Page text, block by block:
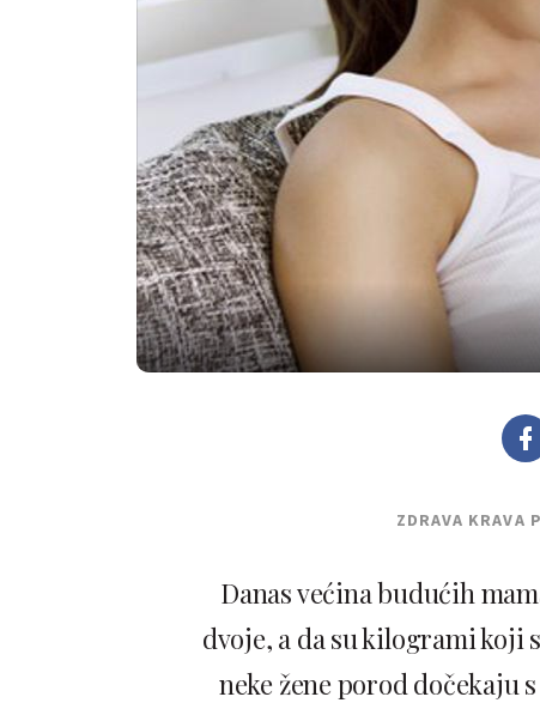
ZDRAVA KRAVA
Danas većina budućih
dvoje, a da su kilogrami koji
neke žene porod dočekaju